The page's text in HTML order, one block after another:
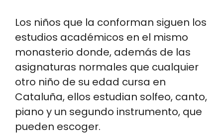
Los niños que la conforman siguen los
estudios académicos en el mismo
monasterio donde, además de las
asignaturas normales que cualquier
otro niño de su edad cursa en
Cataluña, ellos estudian solfeo, canto,
piano y un segundo instrumento, que
pueden escoger.